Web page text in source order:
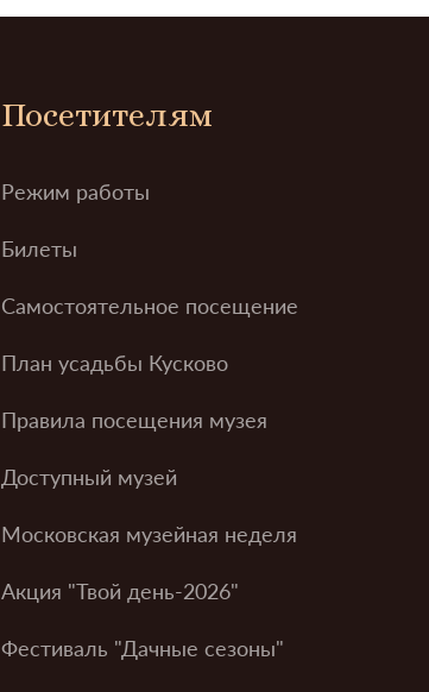
Посетителям
Режим работы
Билеты
Самостоятельное посещение
План усадьбы Кусково
Правила посещения музея
Доступный музей
Московская музейная неделя
Акция "Твой день-2026"
Фестиваль "Дачные сезоны"